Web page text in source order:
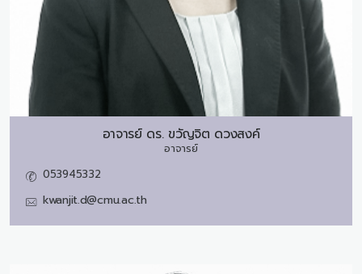
อาจารย์ ดร. ขวัญจิต ดวงสงค์
อาจารย์
053945332
kwanjit.d@cmu.ac.th